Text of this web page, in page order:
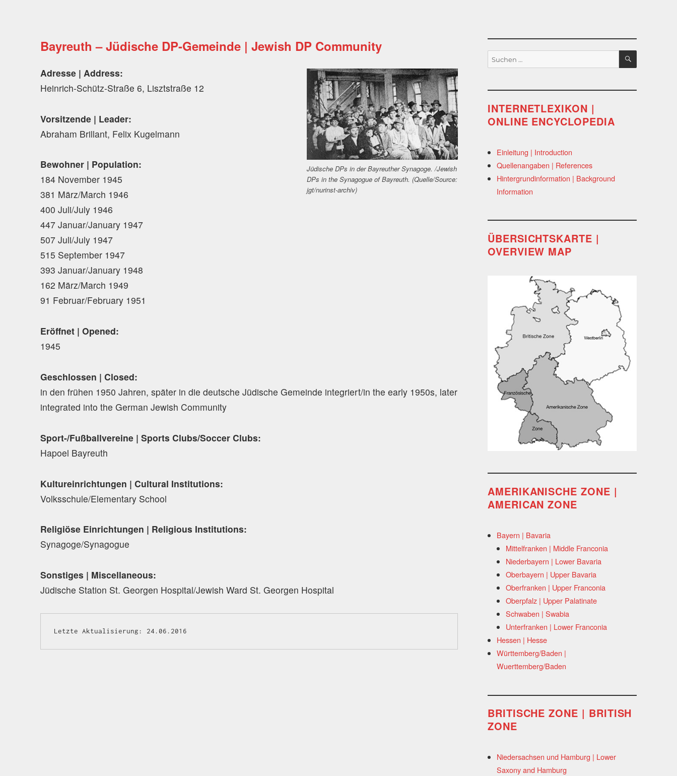
Bayreuth – Jüdische DP-Gemeinde | Jewish DP Community
Jüdische DPs in der Bayreuther Synagoge. /Jewish
DPs in the Synagogue of Bayreuth. (Quelle/Source:
jgt/nurinst-archiv)
Adresse | Address:
Heinrich-Schütz-Straße 6, Lisztstraße 12
Vorsitzende | Leader:
Abraham Brillant, Felix Kugelmann
Bewohner | Population:
184 November 1945
381 März/March 1946
400 Juli/July 1946
447 Januar/January 1947
507 Juli/July 1947
515 September 1947
393 Januar/January 1948
162 März/March 1949
91 Februar/February 1951
Eröffnet | Opened:
1945
Geschlossen | Closed:
in den frühen 1950 Jahren, später in die deutsche Jüdische Gemeinde integriert/in the early 1950s, later
integrated into the German Jewish Community
Sport-/Fußballvereine | Sports Clubs/Soccer Clubs:
Hapoel Bayreuth
Kultureinrichtungen | Cultural Institutions:
Volksschule/Elementary School
Religiöse Einrichtungen | Religious Institutions:
Synagoge/Synagogue
Sonstiges | Miscellaneous:
Jüdische Station St. Georgen Hospital/Jewish Ward St. Georgen Hospital
Letzte Aktualisierung: 24.06.2016
Suchen
nach:
SUCHEN
INTERNETLEXIKON |
ONLINE ENCYCLOPEDIA
Einleitung | Introduction
Quellenangaben | References
Hintergrundinformation | Background
Information
ÜBERSICHTSKARTE |
OVERVIEW MAP
AMERIKANISCHE ZONE |
AMERICAN ZONE
Bayern | Bavaria
Mittelfranken | Middle Franconia
Niederbayern | Lower Bavaria
Oberbayern | Upper Bavaria
Oberfranken | Upper Franconia
Oberpfalz | Upper Palatinate
Schwaben | Swabia
Unterfranken | Lower Franconia
Hessen | Hesse
Württemberg/Baden |
Wuerttemberg/Baden
BRITISCHE ZONE | BRITISH
ZONE
Niedersachsen und Hamburg | Lower
Saxony and Hamburg